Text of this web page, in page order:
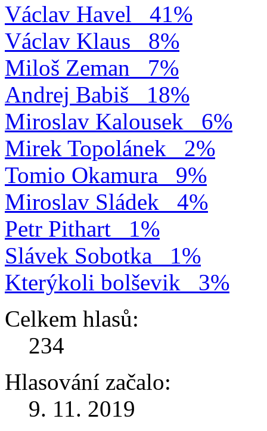
Václav Havel
41%
Václav Klaus
8%
Miloš Zeman
7%
Andrej Babiš
18%
Miroslav Kalousek
6%
Mirek Topolánek
2%
Tomio Okamura
9%
Miroslav Sládek
4%
Petr Pithart
1%
Slávek Sobotka
1%
Kterýkoli bolševik
3%
Celkem hlasů:
234
Hlasování začalo:
9. 11. 2019